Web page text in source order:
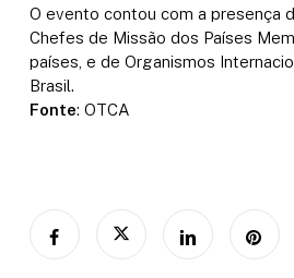
O evento contou com a presença
Chefes de Missão dos Países
países, e de Organismos
Brasil.
Fonte: OTCA